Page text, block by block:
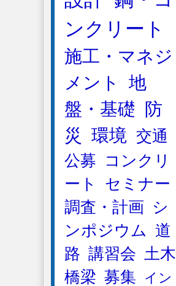
ンクリート
施工・マネジ
メント
地
盤・基礎
防
災
環境 交通
公募
コンクリ
ート
セミナー
調査・計画
シ
ンポジウム 道
路 講習会 土木
橋梁 募集
イン